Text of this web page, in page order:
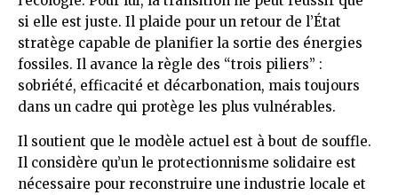
si elle est juste. Il plaide pour un retour de l’État
stratège capable de planifier la sortie des énergies
fossiles. Il avance la règle des “trois piliers” :
sobriété, efficacité et décarbonation, mais toujours
dans un cadre qui protège les plus vulnérables.
Il soutient que le modèle actuel est à bout de souffle.
Il considère qu’un le protectionnisme solidaire est
nécessaire pour reconstruire une industrie locale et